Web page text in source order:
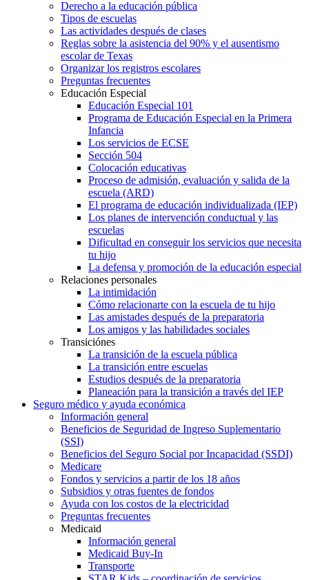
Derecho a la educación pública
Tipos de escuelas
Las actividades después de clases
Reglas sobre la asistencia del 90% y el ausentismo
escolar de Texas
Organizar los registros escolares
Preguntas frecuentes
Educación Especial
Educación Especial 101
Programa de Educación Especial en la Primera
Infancia
Los servicios de ECSE
Sección 504
Colocación educativas
Proceso de admisión, evaluación y salida de la
escuela (ARD)
El programa de educación individualizada (IEP)
Los planes de intervención conductual y las
escuelas
Dificultad en conseguir los servicios que necesita
tu hijo
La defensa y promoción de la educación especial
Relaciones personales
La intimidación
Cómo relacionarte con la escuela de tu hijo
Las amistades después de la preparatoria
Los amigos y las habilidades sociales
Transiciónes
La transición de la escuela pública
La transición entre escuelas
Estudios después de la preparatoria
Planeación para la transición a través del IEP
Seguro médico y ayuda económica
Información general
Beneficios de Seguridad de Ingreso Suplementario
(SSI)
Beneficios del Seguro Social por Incapacidad (SSDI)
Medicare
Fondos y servicios a partir de los 18 años
Subsidios y otras fuentes de fondos
Ayuda con los costos de la electricidad
Preguntas frecuentes
Medicaid
Información general
Medicaid Buy-In
Transporte